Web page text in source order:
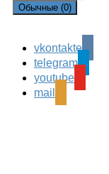
Обычные (0)
Leave a Reply
Ваш адрес email не
поля помечены
vkontakte
telegram
youtube
mail